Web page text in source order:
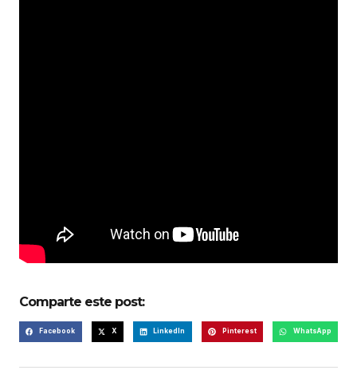
Comparte este post:
Facebook X LinkedIn Pinterest WhatsApp